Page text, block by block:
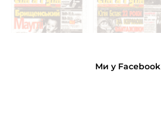
Ми у Facebook